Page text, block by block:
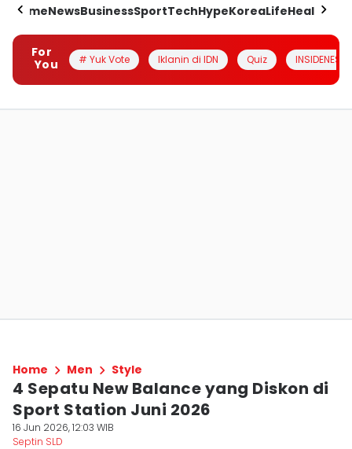
HomeNewsBusinessSportTechHypeKoreaLifeHealth
For
You
# Yuk Vote Iklanin di IDN Quiz INSIDENESIA
Home Men Style
4 Sepatu New Balance yang Diskon di
Sport Station Juni 2026
16 Jun 2026, 12:03 WIB
Septin SLD